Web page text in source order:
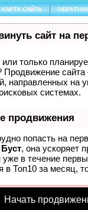
КАРТА САЙТА
сайт на
только
Продвижение
направленных на
системах.
продвижения
попасть на
Буст, она ускоряет
уже в течение
в Топ10 за месяц,
Начать